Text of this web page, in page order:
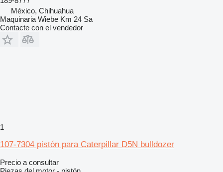
México, Chihuahua
Maquinaria Wiebe Km 24 Sa
Contacte con el vendedor
1
107-7304 pistón para Caterpillar D5N bulldozer
Precio a consultar